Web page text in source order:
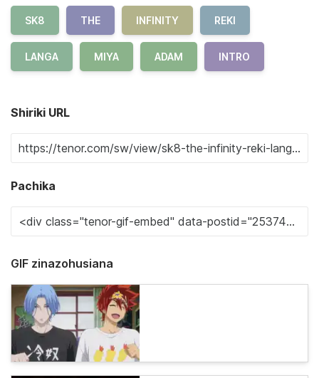
SK8 THE INFINITY REKI
LANGA MIYA ADAM INTRO
Shiriki URL
Pachika
GIF zinazohusiana